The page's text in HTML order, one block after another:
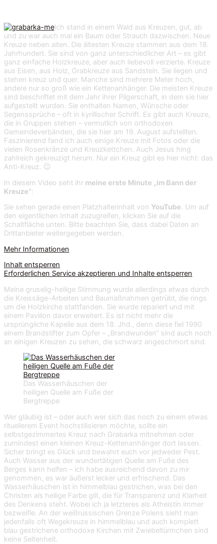
Ich stand in einem Wald aus Kreuzen, gut, ab
und zu war auch mal ein Baum oder Strauch dazwischen. Neue
Kreuze neben alten. Die ältesten Kreuze stammen aus dem 18.
Jahrhundert. Sie sind von ganz unterschiedlicher Art – es gibt
ganz einfache Holzkreuze, aber auch liebevoll verzierte. Kreuze
aus Eisen, aus Holz, Grabkreuze aus Sandstein. Sie liegen und
stehen kreuz und quer. Manche sind mehrere Meter hoch,
andere nur so groß wie ein Kettenanhänger. Die meisten Kreuze
sind beschriftet mit dem Jahr ihrer Pilgerschaft, in dem sie hier
aufgestellt wurden. Sie enthalten Namen, Wünsche oder
Segenssprüche – oft in kyrillischer Schrift. Es gibt auch Kreuze,
die in Gruppen stehen – vermutlich von orthodoxen
Gemeindeverbänden, die sie hier am 19. August aufstellten.
Faszinierend fand ich auch einige Kreuze mit Fotos oder die
vielen Rosenkränze und Kreuzkettchen. Auch Jesus hing
zahlreich gekreuzigt herum. Nur ein Kreuz gibt es hier nicht: das
Anti-Kreuz. 😉
In diesem Video seht ihr meine erste Minute „im Bann der
Kreuze“:
Sie sehen gerade einen Platzhalterinhalt von YouTube. Um auf
den eigentlichen Inhalt zuzugreifen, klicken Sie auf die
Schaltfläche unten. Bitte beachten Sie, dass dabei Daten an
Drittanbieter weitergegeben werden.
Mehr Informationen
Inhalt entsperren
Erforderlichen Service akzeptieren und Inhalte entsperren
Meine gruselig-heilige Stimmung wurde allerdings etwas durch
die Kreissäge-Arbeiten und Baumaßnahmen getrübt, die rings
um die Holzkirche stattfanden. Sie wurde repariert und mit
einem Pavillon davor erweitert. Es ist nicht mehr die
ursprüngliche Kapelle aus dem 18. Jhd., denn diese fiel 1990
einem Brandstifter zum Opfer – „Brandwunden“ sind auch noch
an einigen Kreuzen zu sehen, die schwarz angeschmort sind.
Das Wasserhäuschen der
heiligen Quelle am Fuße der
Bergtreppe
Wer gläubig ist – oder auch wer sich das noch zu einem etwas
rituellerem Event hochstilisieren möchte, sollte ein
selbstgezimmertes Kreuz nach Grabarka mitnehmen oder
zumindest einen kleinen Kreuz-Kettenanhänger dort lassen.
Sicher bringt es Glück und bewahrt euch vor jedweder Pest.
Auch Wasser aus der wundertätigen Quelle am Fuße des
Berges kann helfen – ich habe ausreichend davon zu mir
genommen, es war äußerst lecker und erfrischend. Das
Wasserhäuschen ist in himmelblau gestrichen, was bei den
Christen als heilige Farbe gilt, die für Transparenz und Klarheit
des Denkens steht. Wobei ich ja letzteres als Atheistin immer
bezweifle. An der weißrussischen Grenze Polens sieht man
jedenfalls oft Wegekreuze in himmelblau und auch komplett
blau gestrichene orthodoxe Kirchen mit Zwiebeltürmchen sind
keine Seltenheit.